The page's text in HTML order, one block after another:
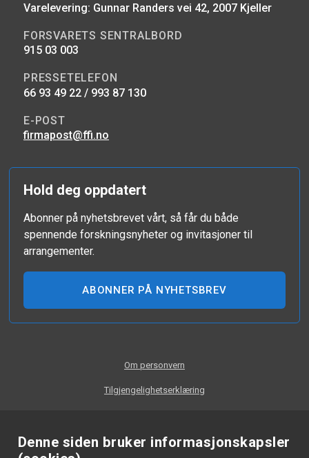
Denne siden bruker informasjonskapsler
Varelevering: Gunnar Randers vei 42, 2007 Kjeller
FORSVARETS SENTRALBORD
915 03 003
PRESSETELEFON
66 93 49 22 / 993 87 130
E-POST
firmapost@ffi.no
Hold deg oppdatert
Abonner på nyhetsbrevet vårt, så får du både
spennende forskningsnyheter og invitasjoner til
arrangementer.
ABONNER PÅ NYHETSBREV
Om personvern
Tilgjengelighetserklæring